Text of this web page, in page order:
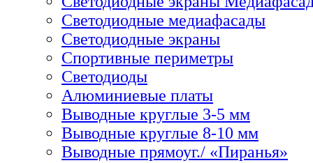
Светодиодные медиафасады
Светодиодные экраны
Спортивные периметры
Светодиоды
Алюминиевые платы
Выводные круглые 3-5 мм
Выводные круглые 8-10 мм
Выводные прямоуг./ «Пиранья»